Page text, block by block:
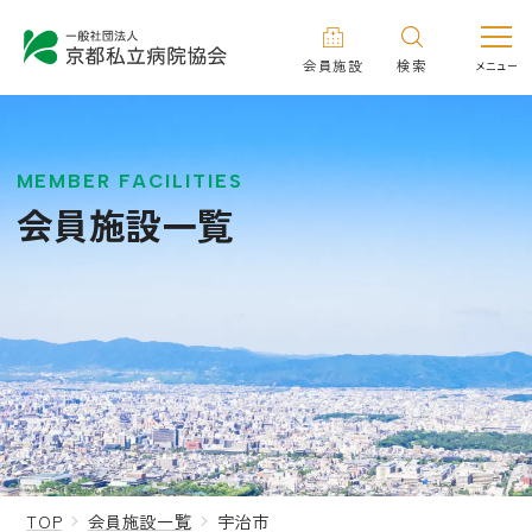
会員施設 検索
MEMBER FACILITIES
会員施設一覧
TOP 会員施設一覧 宇治市